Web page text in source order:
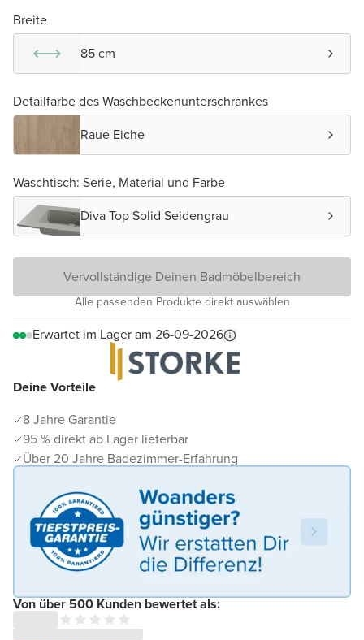
Deine Vorteile
8 Jahre Garantie
95 % direkt ab Lager lieferbar
Über 20 Jahre Badezimmer-Erfahrung
Von über 500 Kunden bewertet als:
Breite
85 cm
Detailfarbe des Waschbeckenunterschrankes
Raue Eiche
Waschtisch: Serie, Material und Farbe
Diva Top Solid Seidengrau
Vervollständige Deinen Badmöbelbereich
Alle passenden Produkte direkt auswählen
Erwartet im Lager am 26-09-2026